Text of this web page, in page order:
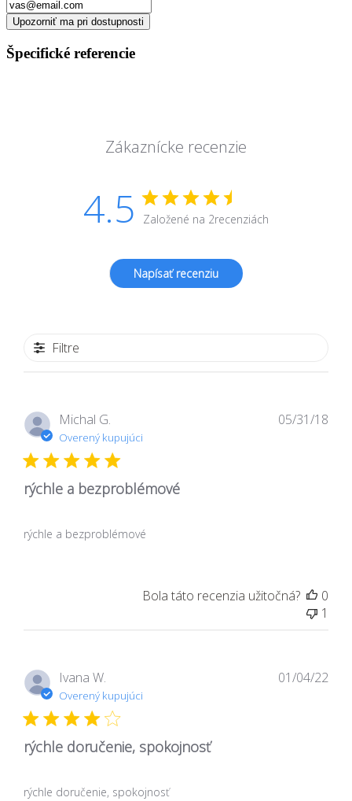
Upozorniť ma pri dostupnosti
Špecifické referencie
Zákaznícke recenzie
4.5 Založené na 2recenziách
Napísať recenziu
Filtre
Michal G.
Overený kupujúci
rýchle a bezproblémové
rýchle a bezproblémové
05/31/18
Bola táto recenzia užitočná?
0
1
Ivana W.
Overený kupujúci
rýchle doručenie, spokojnosť
rýchle doručenie, spokojnosť
01/04/22